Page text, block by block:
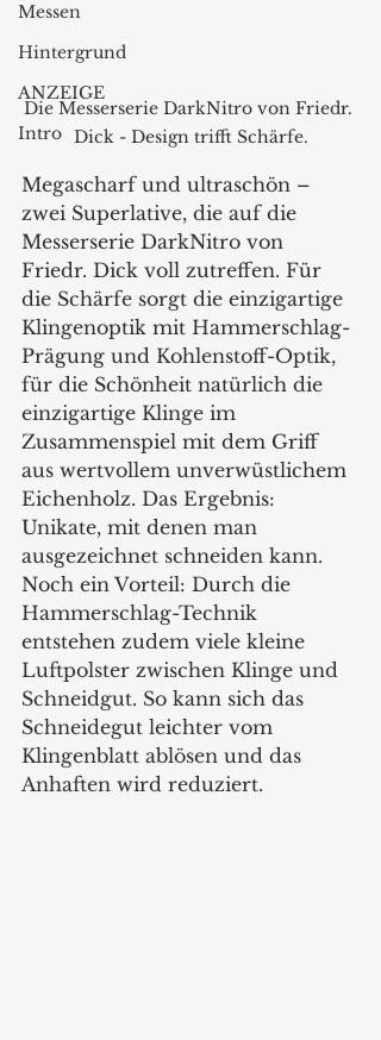
Messen
Hintergrund
ANZEIGE
Intro
Die Messerserie DarkNitro von Friedr.
Dick - Design trifft Schärfe.
Megascharf und ultraschön –
zwei Superlative, die auf die
Messerserie DarkNitro von
Friedr. Dick voll zutreffen. Für
die Schärfe sorgt die einzigartige
Klingenoptik mit Hammerschlag-
Prägung und Kohlenstoff-Optik,
für die Schönheit natürlich die
einzigartige Klinge im
Zusammenspiel mit dem Griff
aus wertvollem unverwüstlichem
Eichenholz. Das Ergebnis:
Unikate, mit denen man
ausgezeichnet schneiden kann.
Noch ein Vorteil: Durch die
Hammerschlag-Technik
entstehen zudem viele kleine
Luftpolster zwischen Klinge und
Schneidgut. So kann sich das
Schneidegut leichter vom
Klingenblatt ablösen und das
Anhaften wird reduziert.